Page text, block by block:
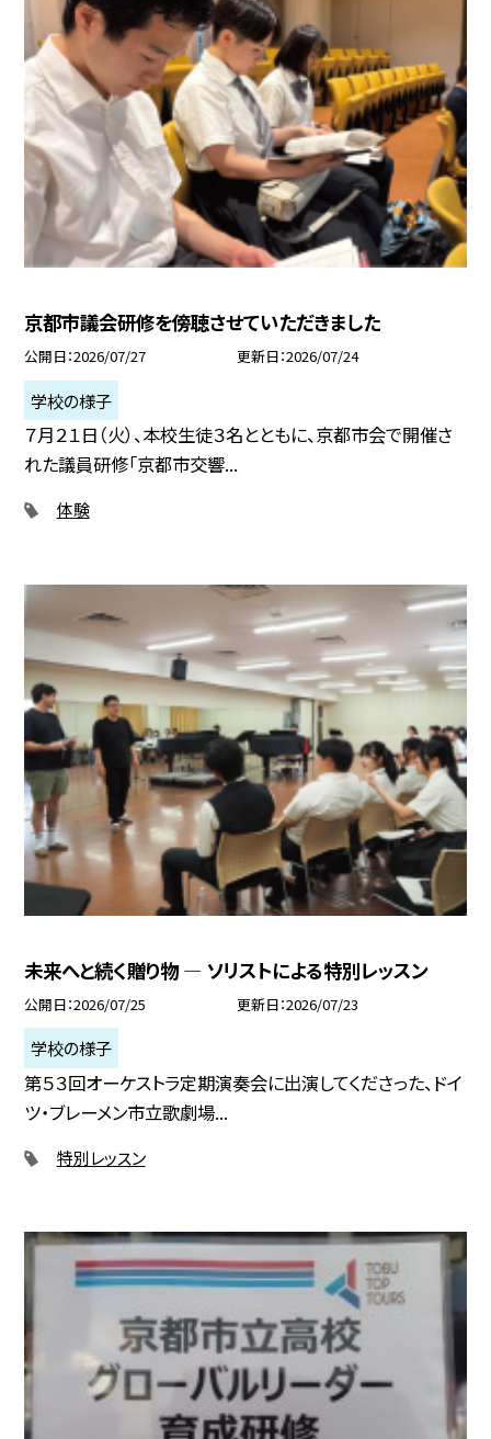
京都市議会研修を傍聴させていただきました
公開日 2026/07/27 更新日 2026/07/24
学校の様子
７月２１日（火）、本校生徒３名とともに、京都市会で開催さ
れた議員研修「京都市交響...
体験
未来へと続く贈り物 ― ソリストによる特別レッスン
公開日 2026/07/25 更新日 2026/07/23
学校の様子
第５３回オーケストラ定期演奏会に出演してくださった、ドイ
ツ・ブレーメン市立歌劇場...
特別レッスン